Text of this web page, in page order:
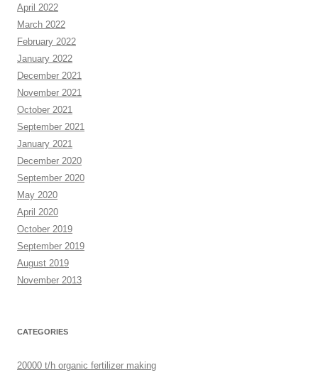
April 2022
March 2022
February 2022
January 2022
December 2021
November 2021
October 2021
September 2021
January 2021
December 2020
September 2020
May 2020
April 2020
October 2019
September 2019
August 2019
November 2013
CATEGORIES
20000 t/h organic fertilizer making